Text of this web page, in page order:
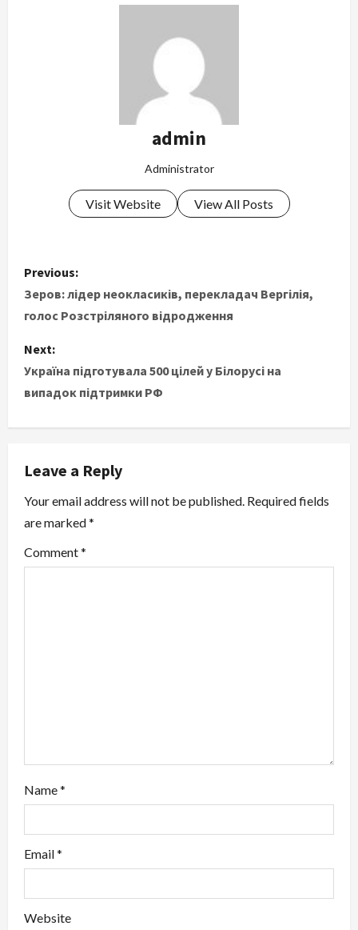
admin
Administrator
Visit Website View All Posts
P
o
t
n
a
v
i
g
a
Previous:
Зеров: лідер неокласиків, перекладач Вергілія,
голос Розстріляного відродження
Next:
Україна підготувала 500 цілей у Білорусі на
випадок підтримки РФ
Leave a Reply
Your email address will not be published. Required fields
are marked*
Comment*
Name*
Email*
Website